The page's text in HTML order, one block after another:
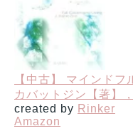
【中古】 マインド
カバットジン【著】
created by Rinker
Amazon